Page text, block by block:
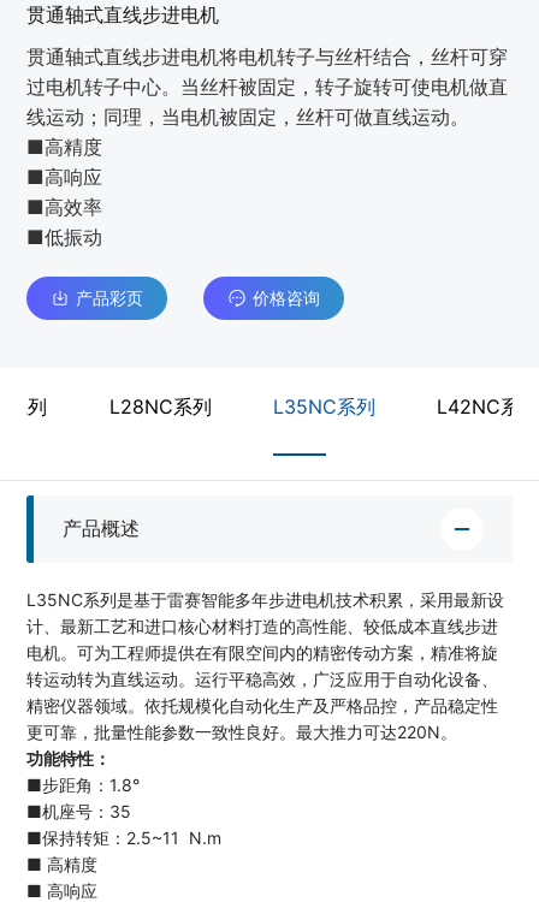
贯通轴式直线步进电机
贯通轴式直线步进电机将电机转子与丝杆结合，丝杆可穿
过电机转子中心。当丝杆被固定，转子旋转可使电机做直
线运动；同理，当电机被固定，丝杆可做直线运动。
■高精度
■高响应
■高效率
■低振动
产品彩页 价格咨询
系列 L28NC系列 L35NC系列 L42NC系列
产品概述
L35NC系列是基于雷赛智能多年步进电机技术积累，采用最新设
计、最新工艺和进口核心材料打造的高性能、较低成本直线步进
电机。可为工程师提供在有限空间内的精密传动方案，精准将旋
转运动转为直线运动。运行平稳高效，广泛应用于自动化设备、
精密仪器领域。依托规模化自动化生产及严格品控，产品稳定性
更可靠，批量性能参数一致性良好。最大推力可达220N。
功能特性：
■步距角：1.8°
■机座号：35
■保持转矩：2.5~11 N.m
■ 高精度
■ 高响应